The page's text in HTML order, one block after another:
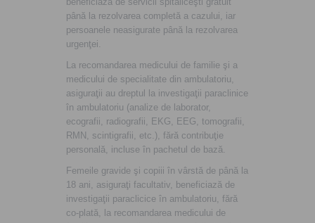
până la rezolvarea completă a cazului, iar
persoanele neasigurate până la rezolvarea
urgenţei.
La recomandarea medicului de familie şi a
medicului de specialitate din ambulatoriu,
asiguraţii au dreptul la investigaţii paraclinice
în ambulatoriu (analize de laborator,
ecografii, radiografii, EKG, EEG, tomografii,
RMN, scintigrafii, etc.), fără contribuţie
personală, incluse în pachetul de bază.
Femeile gravide şi copiii în vârstă de până la
18 ani, asiguraţi facultativ, beneficiază de
investigaţii paraclicice în ambulatoriu, fără
co-plată, la recomandarea medicului de